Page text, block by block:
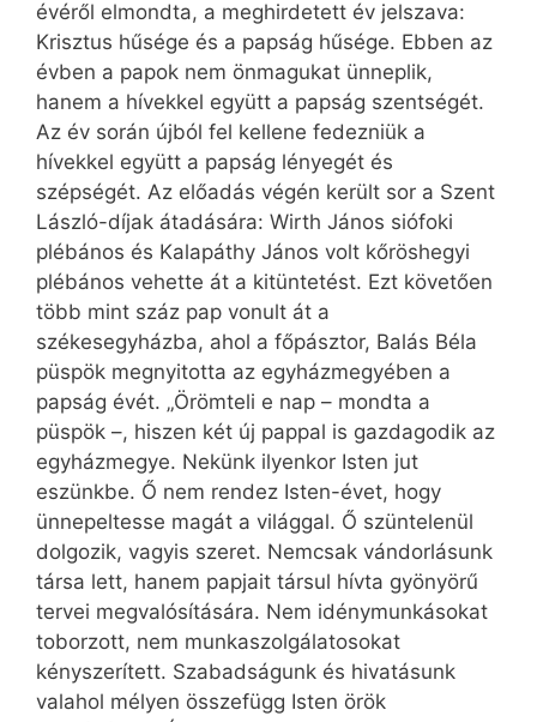
évéről elmondta, a meghirdetett év jelszava:
Krisztus hűsége és a papság hűsége. Ebben az
évben a papok nem önmagukat ünneplik,
hanem a hívekkel együtt a papság szentségét.
Az év során újból fel kellene fedezniük a
hívekkel együtt a papság lényegét és
szépségét. Az előadás végén került sor a Szent
László-díjak átadására: Wirth János siófoki
plébános és Kalapáthy János volt kőröshegyi
plébános vehette át a kitüntetést. Ezt követően
több mint száz pap vonult át a
székesegyházba, ahol a főpásztor, Balás Béla
püspök megnyitotta az egyházmegyében a
papság évét. „Örömteli e nap – mondta a
püspök –, hiszen két új pappal is gazdagodik az
egyházmegye. Nekünk ilyenkor Isten jut
eszünkbe. Ő nem rendez Isten-évet, hogy
ünnepeltesse magát a világgal. Ő szüntelenül
dolgozik, vagyis szeret. Nemcsak vándorlásunk
társa lett, hanem papjait társul hívta gyönyörű
tervei megvalósítására. Nem idénymunkásokat
toborzott, nem munkaszolgálatosokat
kényszerített. Szabadságunk és hivatásunk
valahol mélyen összefügg Isten örök